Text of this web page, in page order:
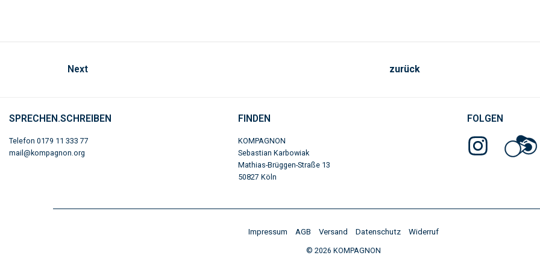
Next zurück
SPRECHEN.SCHREIBEN
Telefon 0179 11 333 77
mail@kompagnon.org
FINDEN
KOMPAGNON
Sebastian Karbowiak
Mathias-Brüggen-Straße 13
50827 Köln​
FOLGEN
Impressum AGB Versand Datenschutz Widerruf
© 2026 KOMPAGNON